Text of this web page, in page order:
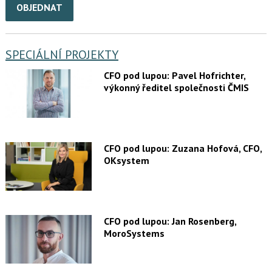
OBJEDNAT
SPECIÁLNÍ PROJEKTY
CFO pod lupou: Pavel Hofrichter,
výkonný ředitel společnosti ČMIS
CFO pod lupou: Zuzana Hofová, CFO,
OKsystem
CFO pod lupou: Jan Rosenberg,
MoroSystems